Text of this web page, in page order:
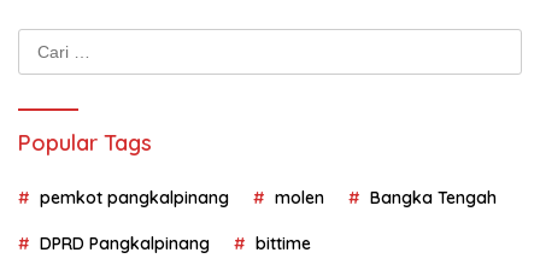
Cari
untuk:
Popular Tags
pemkot pangkalpinang molen Bangka Tengah
DPRD Pangkalpinang bittime